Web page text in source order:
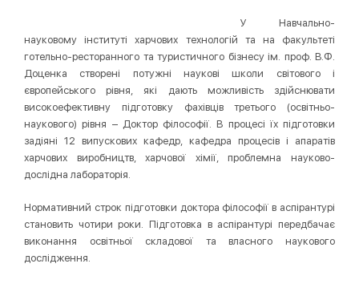
У Навчально-
науковому інституті харчових технологій та на факультеті
готельно-ресторанного та туристичного бізнесу ім. проф. В.Ф.
Доценка створені потужні наукові школи світового і
європейського рівня, які дають можливість здійснювати
високоефективну підготовку фахівців третього (освітньо-
наукового) рівня – Доктор філософії. В процесі їх підготовки
задіяні 12 випускових кафедр, кафедра процесів і апаратів
харчових виробництв, харчової хімії, проблемна науково-
дослідна лабораторія.
Нормативний строк підготовки доктора філософії в аспірантурі
становить чотири роки. Підготовка в аспірантурі передбачає
виконання освітньої складової та власного наукового
дослідження.